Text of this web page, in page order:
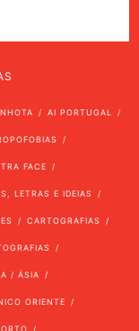
AI PORTUGAL
FACE
LETRAS E IDEIAS
CARTOGRAFIAS
/ ÁSIA
ORIENTE